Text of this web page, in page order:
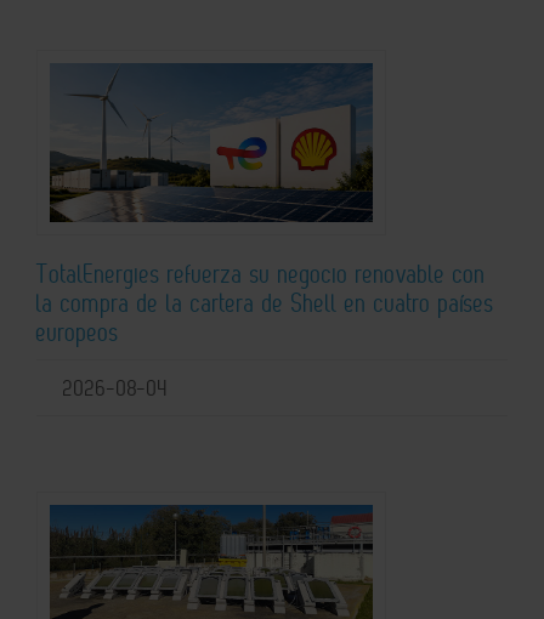
TotalEnergies refuerza su negocio renovable con
la compra de la cartera de Shell en cuatro países
europeos
2026-08-04